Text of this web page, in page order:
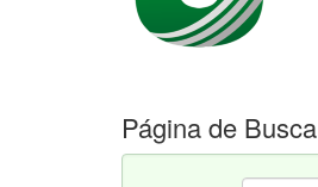
Página de Busca